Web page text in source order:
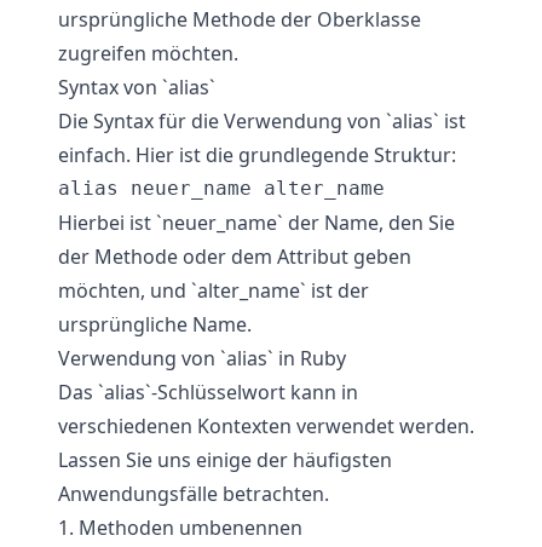
ursprüngliche Methode der Oberklasse
zugreifen möchten.
Syntax von `alias`
Die Syntax für die Verwendung von `alias` ist
einfach. Hier ist die grundlegende Struktur:
Hierbei ist `neuer_name` der Name, den Sie
der Methode oder dem Attribut geben
möchten, und `alter_name` ist der
ursprüngliche Name.
Verwendung von `alias` in Ruby
Das `alias`-Schlüsselwort kann in
verschiedenen Kontexten verwendet werden.
Lassen Sie uns einige der häufigsten
Anwendungsfälle betrachten.
1. Methoden umbenennen